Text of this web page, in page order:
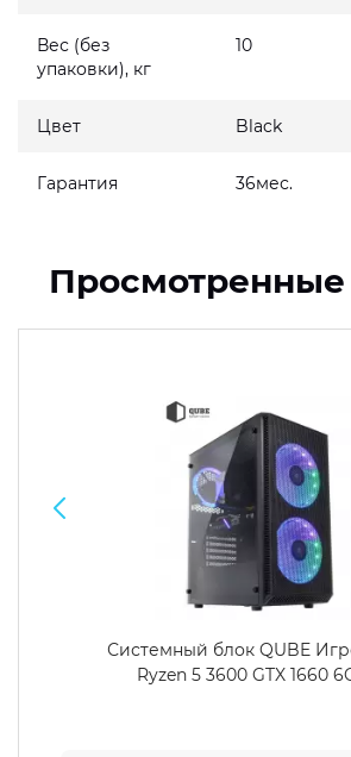
Вес (без
упаковки), кг
10
Цвет Black
Гарантия 36мес.
Просмотренные
Системный блок QUBE
Ryzen 5 3600 GTX 1660